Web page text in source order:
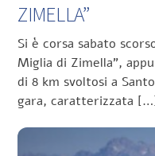
ZIMELLA”
Si è corsa sabato
Miglia di Zimella”,
di 8 km svoltosi a
gara, caratterizzata